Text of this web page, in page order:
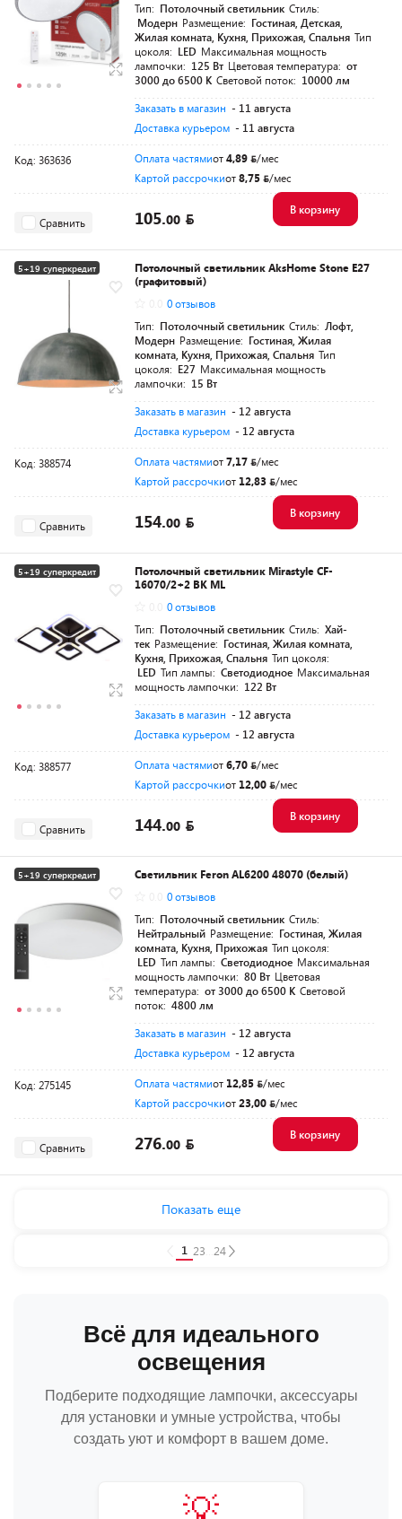
Тип: Потолочный светильник Стиль:
Модерн Размещение: Гостиная, Детская,
Жилая комната, Кухня, Прихожая, Спальня Тип
цоколя: LED Максимальная мощность
лампочки: 125 Вт Цветовая температура: от
3000 до 6500 K Световой поток: 10000 лм
Заказать в магазин - 11 августа
Доставка курьером - 11 августа
Код: 363636 Оплата частямиот4,89
/мес
Картой рассрочкиот8,75 /мес
Сравнить 105.00
В корзину
5+19 суперкредит
Потолочный светильник AksHome Stone E27
(графитовый)
0 отзывов
Тип: Потолочный светильник Стиль: Лофт,
Модерн Размещение: Гостиная, Жилая
комната, Кухня, Прихожая, Спальня Тип
цоколя: E27 Максимальная мощность
лампочки: 15 Вт
Заказать в магазин - 12 августа
Доставка курьером - 12 августа
Код: 388574 Оплата частямиот7,17
/мес
Картой рассрочкиот 12,83 /мес
Сравнить 154.00
В корзину
5+19 суперкредит
Потолочный светильник Mirastyle CF-
16070/2+2 BK ML
0 отзывов
Тип: Потолочный светильник Стиль: Хай-
тек Размещение: Гостиная, Жилая комната,
Кухня, Прихожая, Спальня Тип цоколя:
LED Тип лампы: Светодиодное Максимальная
мощность лампочки: 122 Вт
Заказать в магазин - 12 августа
Доставка курьером - 12 августа
Код: 388577 Оплата частямиот6,70
/мес
Картой рассрочкиот 12,00 /мес
Сравнить 144.00
В корзину
5+19 суперкредит
Светильник Feron AL6200 48070 (белый)
0 отзывов
Тип: Потолочный светильник Стиль:
Нейтральный Размещение: Гостиная, Жилая
комната, Кухня, Прихожая Тип цоколя:
LED Тип лампы: Светодиодное Максимальная
мощность лампочки: 80 Вт Цветовая
температура: от 3000 до 6500 K Световой
поток: 4800 лм
Заказать в магазин - 12 августа
Доставка курьером - 12 августа
Код: 275145 Оплата частямиот 12,85
/мес
Картой рассрочкиот23,00 /мес
Сравнить 276.00
В корзину
Показать еще
1 23 24
Всё для идеального
освещения
Подберите подходящие лампочки, аксессуары
для установки и умные устройства, чтобы
создать уют и комфорт в вашем доме.
💡